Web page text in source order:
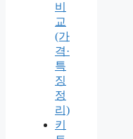
비
교
(가
격·
특
징
정
리)
키